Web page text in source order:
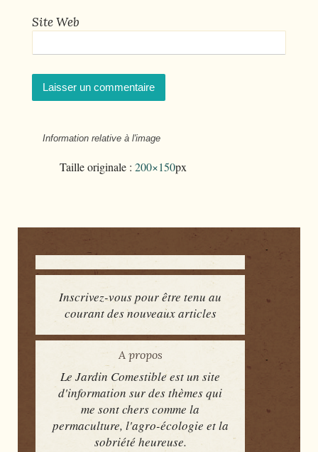
Site Web
Information relative à l'image
Taille originale : 200×150px
Inscrivez-vous pour être tenu au
courant des nouveaux articles
A propos
Le Jardin Comestible est un site
d'information sur des thèmes qui
me sont chers comme la
permaculture, l'agro-écologie et la
sobriété heureuse.